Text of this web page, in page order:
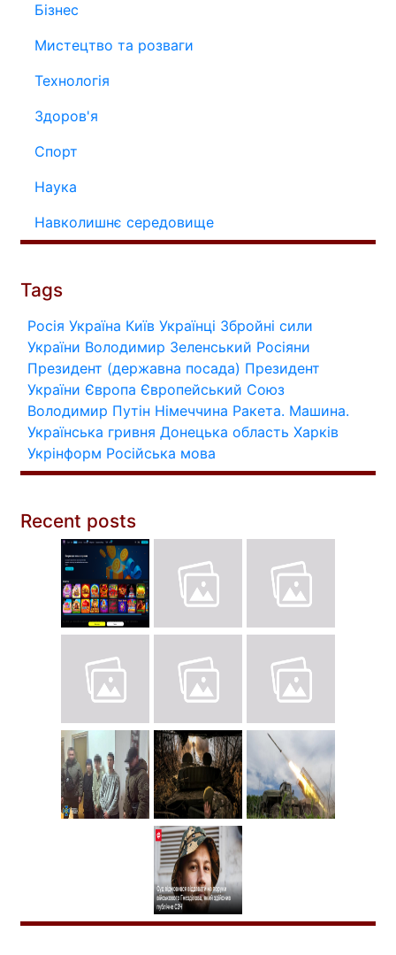
Бізнес
Мистецтво та розваги
Технологія
Здоров'я
Спорт
Наука
Навколишнє середовище
Tags
Росія Україна Київ Українці Збройні сили
України Володимир Зеленський Росіяни
Президент (державна посада) Президент
України Європа Європейський Союз
Володимир Путін Німеччина Ракета. Машина.
Українська гривня Донецька область Харків
Укрінформ Російська мова
Recent posts